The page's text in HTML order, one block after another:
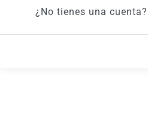
¿No tienes una cuenta?